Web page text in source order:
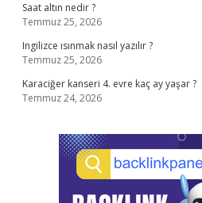
Saat altın nedir ?
Temmuz 25, 2026
Ingilizce ısınmak nasıl yazılır ?
Temmuz 25, 2026
Karaciğer kanseri 4. evre kaç ay yaşar ?
Temmuz 24, 2026